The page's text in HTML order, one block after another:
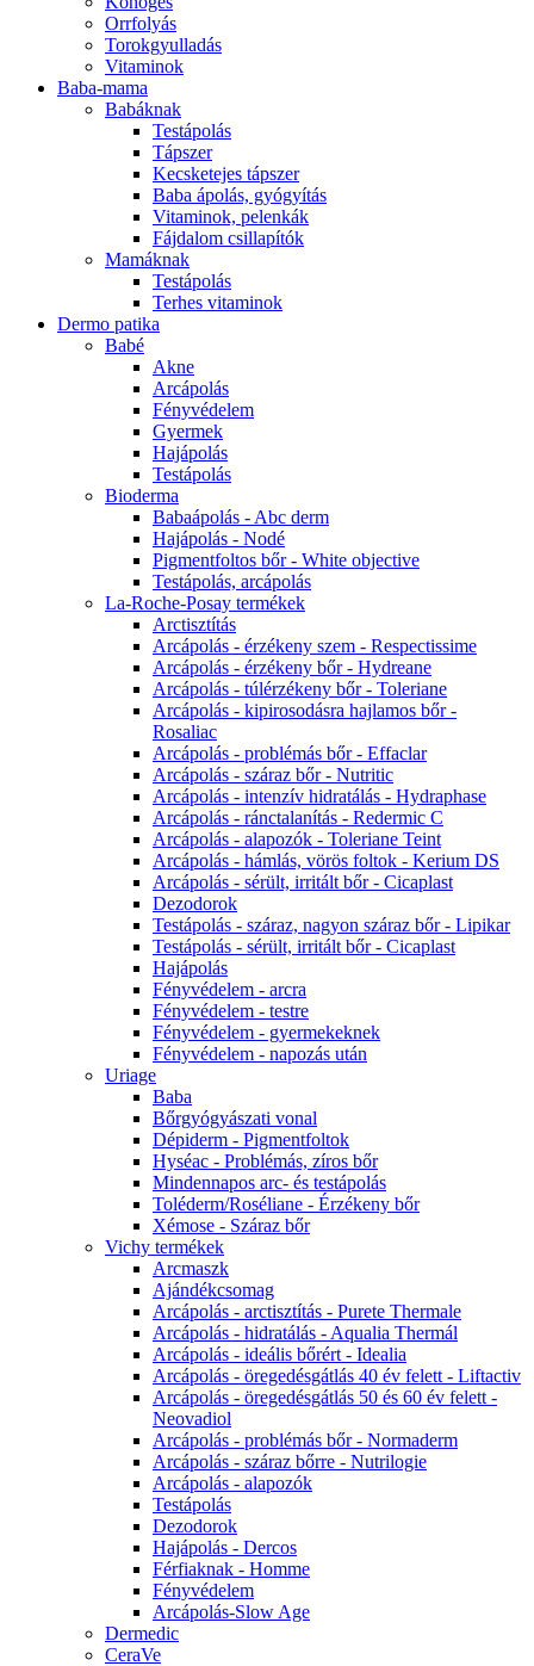
Orrfolyás
Torokgyulladás
Vitaminok
Baba-mama
Babáknak
Testápolás
Tápszer
Kecsketejes tápszer
Baba ápolás, gyógyítás
Vitaminok, pelenkák
Fájdalom csillapítók
Mamáknak
Testápolás
Terhes vitaminok
Dermo patika
Babé
Akne
Arcápolás
Fényvédelem
Gyermek
Hajápolás
Testápolás
Bioderma
Babaápolás - Abc derm
Hajápolás - Nodé
Pigmentfoltos bőr - White objective
Testápolás, arcápolás
La-Roche-Posay termékek
Arctisztítás
Arcápolás - érzékeny szem - Respectissime
Arcápolás - érzékeny bőr - Hydreane
Arcápolás - túlérzékeny bőr - Toleriane
Arcápolás - kipirosodásra hajlamos bőr -
Rosaliac
Arcápolás - problémás bőr - Effaclar
Arcápolás - száraz bőr - Nutritic
Arcápolás - intenzív hidratálás - Hydraphase
Arcápolás - ránctalanítás - Redermic C
Arcápolás - alapozók - Toleriane Teint
Arcápolás - hámlás, vörös foltok - Kerium DS
Arcápolás - sérült, irritált bőr - Cicaplast
Dezodorok
Testápolás - száraz, nagyon száraz bőr - Lipikar
Testápolás - sérült, irritált bőr - Cicaplast
Hajápolás
Fényvédelem - arcra
Fényvédelem - testre
Fényvédelem - gyermekeknek
Fényvédelem - napozás után
Uriage
Baba
Bőrgyógyászati vonal
Dépiderm - Pigmentfoltok
Hyséac - Problémás, zíros bőr
Mindennapos arc- és testápolás
Toléderm/Roséliane - Érzékeny bőr
Xémose - Száraz bőr
Vichy termékek
Arcmaszk
Ajándékcsomag
Arcápolás - arctisztítás - Purete Thermale
Arcápolás - hidratálás - Aqualia Thermál
Arcápolás - ideális bőrért - Idealia
Arcápolás - öregedésgátlás 40 év felett - Liftactiv
Arcápolás - öregedésgátlás 50 és 60 év felett -
Neovadiol
Arcápolás - problémás bőr - Normaderm
Arcápolás - száraz bőrre - Nutrilogie
Arcápolás - alapozók
Testápolás
Dezodorok
Hajápolás - Dercos
Férfiaknak - Homme
Fényvédelem
Arcápolás-Slow Age
Dermedic
CeraVe